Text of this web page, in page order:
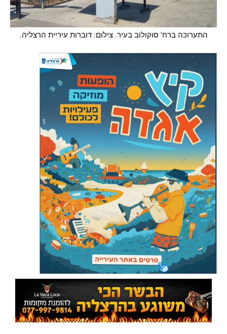
התערוכה ברח' סוקולוב בעיר. צילום: דוברות עיריית הרצליה.